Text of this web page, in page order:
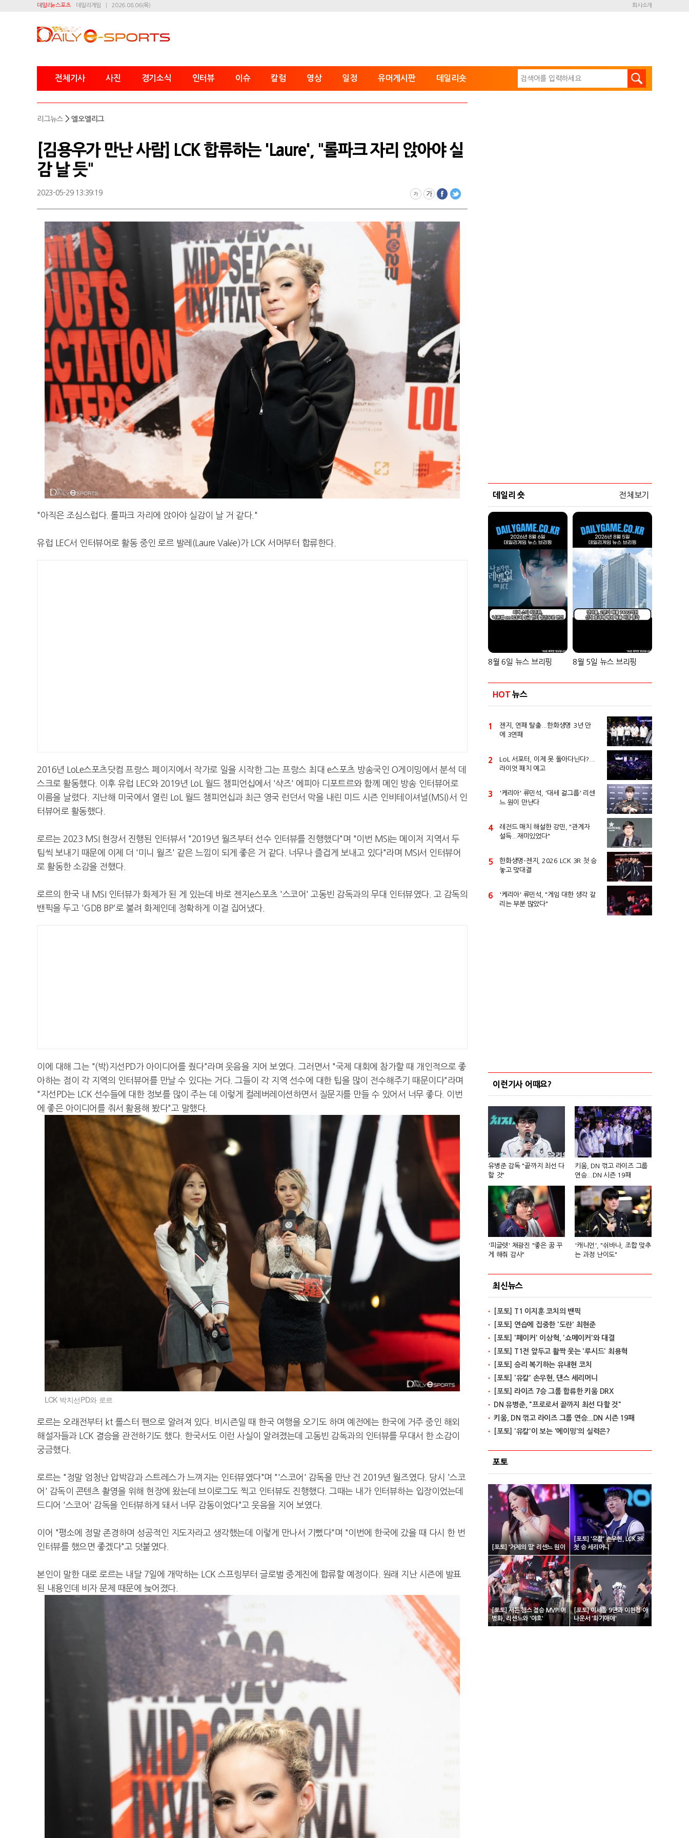
데일리e스포츠 데일리게임 2026.08.06(목) 회사소개
전체기사 사진 경기소식 인터뷰 이슈 칼럼 영상 일정 유머게시판 데일리숏
리그뉴스 >엘오엘리그
[김용우가 만난 사람] LCK 합류하는 'Laure', "롤파크 자리 앉아야 실
감 날 듯"
2023-05-29 13:39:19
"아직은 조심스럽다. 롤파크 자리에 앉아야 실감이 날 거 같다."
유럽 LEC서 인터뷰어로 활동 중인 로르 발레(Laure Valée)가 LCK 서머부터 합류한다.
2016년 LoLe스포츠닷컴 프랑스 페이지에서 작가로 일을 시작한 그는 프랑스 최대 e스포츠 방송국인 O게이밍에서 분석 데
스크로 활동했다. 이후 유럽 LEC와 2019년 LoL 월드 챔피언십에서 '샥즈' 에피아 디포트르와 함께 메인 방송 인터뷰어로
이름을 날렸다. 지난해 미국에서 열린 LoL 월드 챔피언십과 최근 영국 런던서 막을 내린 미드 시즌 인비테이셔널(MSI)서 인
터뷰어로 활동했다.
로르는 2023 MSI 현장서 진행된 인터뷰서 "2019년 월즈부터 선수 인터뷰를 진행했다"며 "이번 MSI는 메이저 지역서 두
팀씩 보내기 때문에 이제 더 '미니 월즈' 같은 느낌이 되게 좋은 거 같다. 너무나 즐겁게 보내고 있다"라며 MSI서 인터뷰어
로 활동한 소감을 전했다.
로르의 한국 내 MSI 인터뷰가 화제가 된 게 있는데 바로 젠지e스포츠 '스코어' 고동빈 감독과의 무대 인터뷰였다. 고 감독의
밴픽을 두고 'GDB BP'로 불려 화제인데 정확하게 이걸 집어냈다.
이에 대해 그는 "(박)지선PD가 아이디어를 줬다"라며 웃음을 지어 보였다. 그러면서 "국제 대회에 참가할 때 개인적으로 좋
아하는 점이 각 지역의 인터뷰어를 만날 수 있다는 거다. 그들이 각 지역 선수에 대한 팁을 많이 전수해주기 때문이다"라며
"지선PD는 LCK 선수들에 대한 정보를 많이 주는 데 이렇게 컬레버레이션하면서 질문지를 만들 수 있어서 너무 좋다. 이번
에 좋은 아이디어를 줘서 활용해 봤다"고 말했다.
LCK 박지선PD와 로르
로르는 오래전부터 kt 롤스터 팬으로 알려져 있다. 비시즌일 때 한국 여행을 오기도 하며 예전에는 한국에 거주 중인 해외
해설자들과 LCK 결승을 관전하기도 했다. 한국서도 이런 사실이 알려졌는데 고동빈 감독과의 인터뷰를 무대서 한 소감이
궁금했다.
로르는 "정말 엄청난 압박감과 스트레스가 느껴지는 인터뷰였다"며 "'스코어' 감독을 만난 건 2019년 월즈였다. 당시 '스코
어' 감독이 콘텐츠 촬영을 위해 현장에 왔는데 브이로그도 찍고 인터뷰도 진행했다. 그때는 내가 인터뷰하는 입장이었는데
드디어 '스코어' 감독을 인터뷰하게 돼서 너무 감동이었다"고 웃음을 지어 보였다.
이어 "평소에 정말 존경하며 성공적인 지도자라고 생각했는데 이렇게 만나서 기뻤다"며 "이번에 한국에 갔을 때 다시 한 번
인터뷰를 했으면 좋겠다"고 덧붙였다.
본인이 말한 대로 로르는 내달 7일에 개막하는 LCK 스프링부터 글로벌 중계진에 합류할 예정이다. 원래 지난 시즌에 발표
된 내용인데 비자 문제 때문에 늦어졌다.
데일리 숏 전체보기
8월 6일 뉴스 브리핑 8월 5일 뉴스 브리핑
HOT 뉴스
1
젠지, 연패 탈출...한화생명 3년 만
에 3연패
2
LoL 서포터, 이제 못 돌아다닌다?...
라이엇 패치 예고
3
'케리아' 류민석, '대세 걸그룹' 리센
느 원이 만난다
4
레전드 매치 해설한 강민, "관계자
설득...재미있었다"
5
한화생명-젠지, 2026 LCK 3R 첫 승
놓고 맞대결
6
'케리아' 류민석, "게임 대한 생각 갈
리는 부분 많았다"
이런기사 어때요?
유병준 감독 "끝까지 최선 다
할 것"
키움, DN 꺾고 라이즈 그룹
연승...DN 시즌 19패
'피글렛' 채광진 "좋은 꿈 꾸
게 해줘 감사"
'캐니언', "쉬바나, 조합 맞추
는 과정 난이도"
최신뉴스
[포토] T1 이지훈 코치의 밴픽
[포토] 연습에 집중한 '도란' 최현준
[포토] '페이커' 이상혁, '쇼메이커'와 대결
[포토] T1전 앞두고 활짝 웃는 '루시드' 최용혁
[포토] 승리 복기하는 유내현 코치
[포토] '유칼' 손우현, 댄스 세리머니
[포토] 라이즈 7승 그룹 합류한 키움 DRX
DN 유병준, "프로로서 끝까지 최선 다할 것"
키움, DN 꺾고 라이즈 그룹 연승...DN 시즌 19패
[포토] '유칼'이 보는 '에이밍'의 실력은?
포토
[포토] '거제의 딸' 리센느 원이
[포토] '유칼' 손우현, LCK 3R
첫 승 세리머니
[포토] 서든 챔스 결승 MVP 이
병화, 리센느와 '야호'
[포토] 이세돌 9단과 이현경 아
나운서 '화기애애'